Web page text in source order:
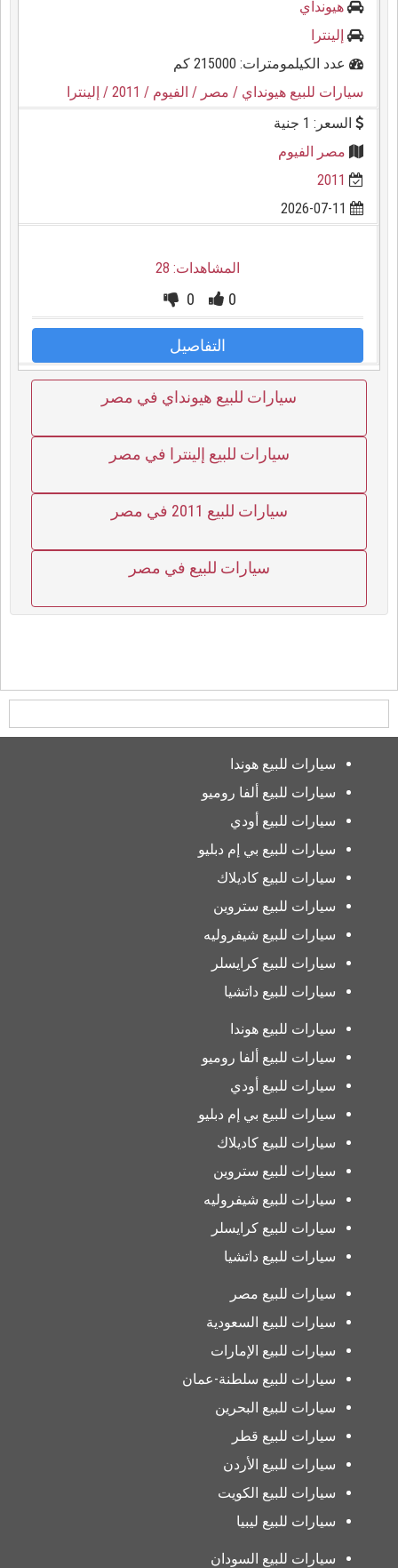
هيونداي
إلينترا
عدد الكيلمومترات: 215000 كم
سيارات للبيع هيونداي / مصر / الفيوم / 2011
/ إلينترا
السعر: 1 جنية
مصر الفيوم
2011
المشاهدات: 28
0
0
التفاصيل
سيارات للبيع هيونداي في مصر
سيارات للبيع إلينترا في مصر
سيارات للبيع 2011 في مصر
سيارات للبيع في مصر
سيارات للبيع هوندا
سيارات للبيع ألفا روميو
سيارات للبيع أودي
سيارات للبيع بي إم دبليو
سيارات للبيع كاديلاك
سيارات للبيع ستروين
سيارات للبيع شيفروليه
سيارات للبيع كرايسلر
سيارات للبيع داتشيا
سيارات للبيع هوندا
سيارات للبيع ألفا روميو
سيارات للبيع أودي
سيارات للبيع بي إم دبليو
سيارات للبيع كاديلاك
سيارات للبيع ستروين
سيارات للبيع شيفروليه
سيارات للبيع كرايسلر
سيارات للبيع داتشيا
سيارات للبيع مصر
سيارات للبيع السعودية
سيارات للبيع الإمارات
سيارات للبيع سلطنة-عمان
سيارات للبيع البحرين
سيارات للبيع قطر
سيارات للبيع الأردن
سيارات للبيع الكويت
سيارات للبيع ليبيا
سيارات للبيع السودان